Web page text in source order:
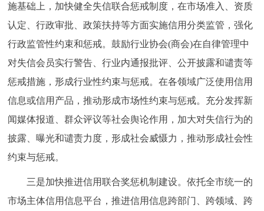
施基础上，加快健全失信联合惩戒制度，在市场准入、资质
认定、行政审批、政策扶持等方面实施信用分类监管，强化
行政监管性约束和惩戒。鼓励行业协会(商会)在自律管理中
对失信会员实行警告、行业内通报批评、公开披露和谴责等
惩戒措施，形成行业性约束与惩戒。在各领域广泛使用信用
信息或信用产品，推动形成市场性约束与惩戒。充分发挥新
闻媒体报道、群众评议等社会舆论作用，加大对失信行为的
披露、曝光和谴责力度，形成社会威慑力，推动形成社会性
约束与惩戒。
三是加快推进信用联合奖惩机制建设。依托全市统一的
市场主体信用信息平台，推进信用信息跨部门、跨领域、跨